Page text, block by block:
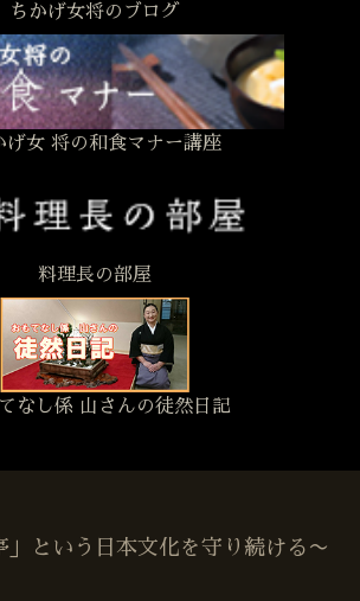
ちかげ女将のブログ
げ女 将の和食マナー講座
料理長の部屋
なし係 山さんの徒然日記
」という日本文化を守り続ける〜